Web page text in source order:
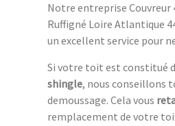
Notre entreprise Couvreur
Ruffigné Loire Atlantique
un excellent service pour
Si votre toit est constitué
shingle, nous conseillons
demoussage. Cela vous
remplacement de votre